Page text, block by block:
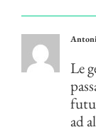
Le
ad